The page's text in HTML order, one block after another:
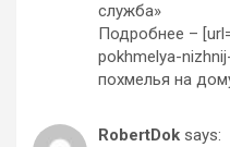
служба»
Подробнее –
pokhmelya-
похмелья на
RobertDok says: